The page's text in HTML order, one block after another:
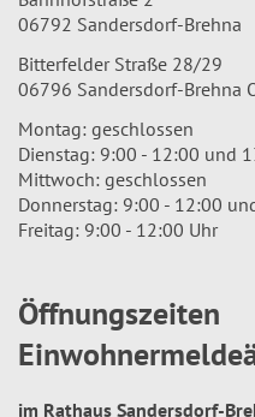
06792 Sandersdorf-Brehna
Bitterfelder Straße 28/29
06796 Sandersdorf-Brehna
Montag: geschlossen
Dienstag: 9:00 - 12:00 und
Mittwoch: geschlossen
Donnerstag: 9:00 - 12:00
Freitag: 9:00 - 12:00 Uhr
Öffnungszeiten
im Rathaus Sandersdorf-